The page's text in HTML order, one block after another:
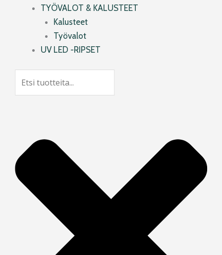
TYÖVALOT & KALUSTEET
Kalusteet
Työvalot
UV LED -RIPSET